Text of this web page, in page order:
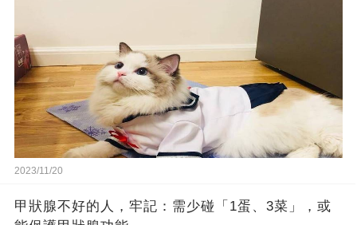
2023/11/20
甲狀腺不好的人，牢記：需少碰「1蛋、3菜」，或